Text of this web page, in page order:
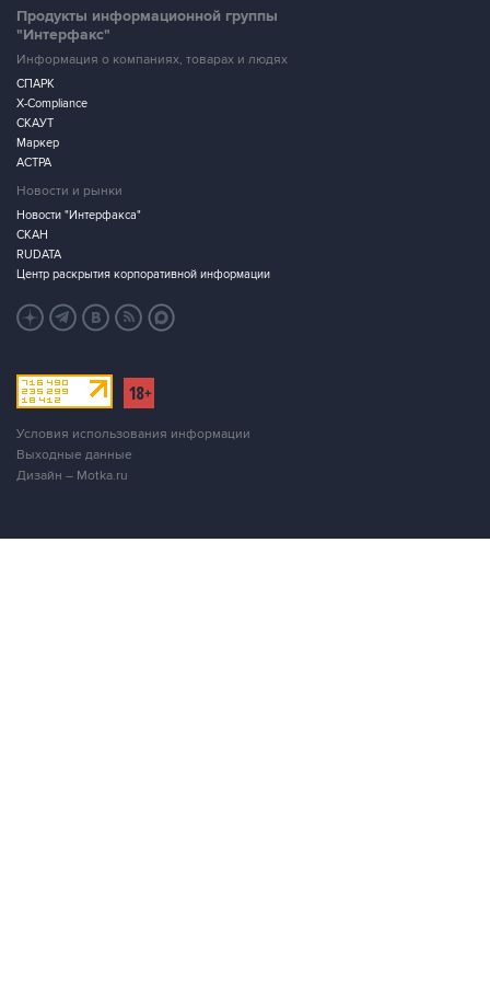
Продукты информационной группы
"Интерфакс"
Информация о компаниях, товарах и людях
СПАРК
X-Compliance
СКАУТ
Маркер
АСТРА
Новости и рынки
Новости "Интерфакса"
СКАН
RUDATA
Центр раскрытия корпоративной информации
Условия использования информации
Выходные данные
Дизайн – Motka.ru